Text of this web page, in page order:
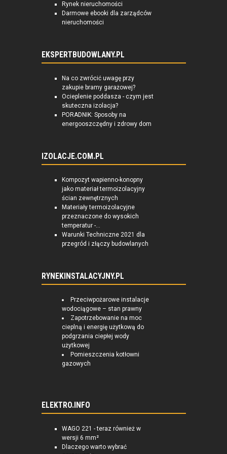
Rynek nieruchomości
Darmowe ebooki dla zarządców
nieruchomości
EKSPERTBUDOWLANY.PL
Na co zwrócić uwagę przy
zakupie bramy garażowej?
Ocieplenie poddasza - czym jest
skuteczna izolacja?
PORADNIK: Sposoby na
energooszczędny i zdrowy dom
IZOLACJE.COM.PL
Kompozyt wapienno-konopny
jako materiał termoizolacyjny
ścian zewnętrznych
Materiały termoizolacyjne
przeznaczone do wysokich
temperatur -...
Warunki Techniczne 2021 dla
przegród i złączy budowlanych
RYNEKINSTALACYJNY.PL
Przeciwpożarowe instalacje
wodociągowe – stan prawny
Zapotrzebowanie na moc
cieplną i energię użytkową do
podgrzania ciepłej wody
użytkowej
Pomieszczenia kotłowni
gazowych
ELEKTRO.INFO
WAGO 221 - teraz również w
wersji 6 mm²
Dlaczego warto wybrać